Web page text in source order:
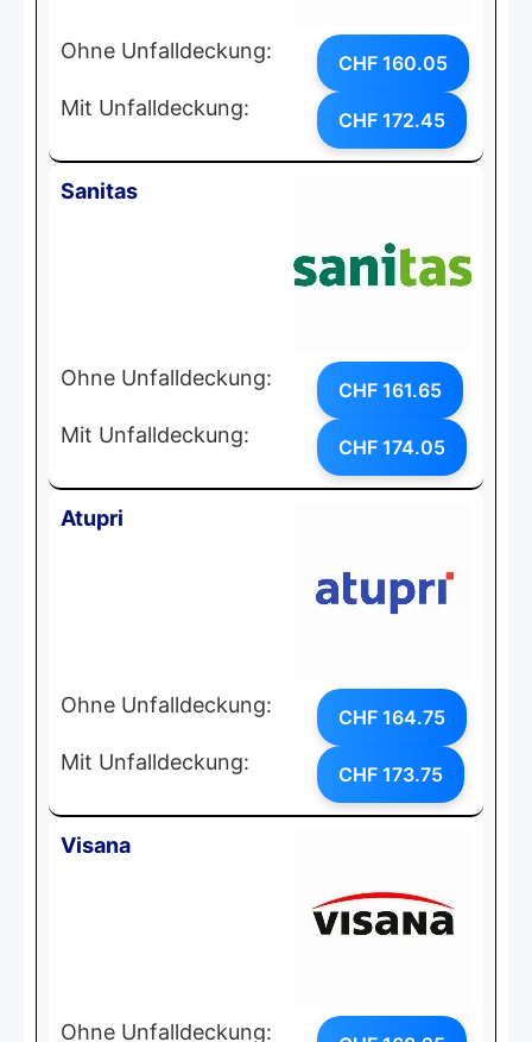
Ohne Unfalldeckung: CHF 160.05
Mit Unfalldeckung: CHF 172.45
Sanitas
Ohne Unfalldeckung: CHF 161.65
Mit Unfalldeckung: CHF 174.05
Atupri
Ohne Unfalldeckung: CHF 164.75
Mit Unfalldeckung: CHF 173.75
Visana
Ohne Unfalldeckung: